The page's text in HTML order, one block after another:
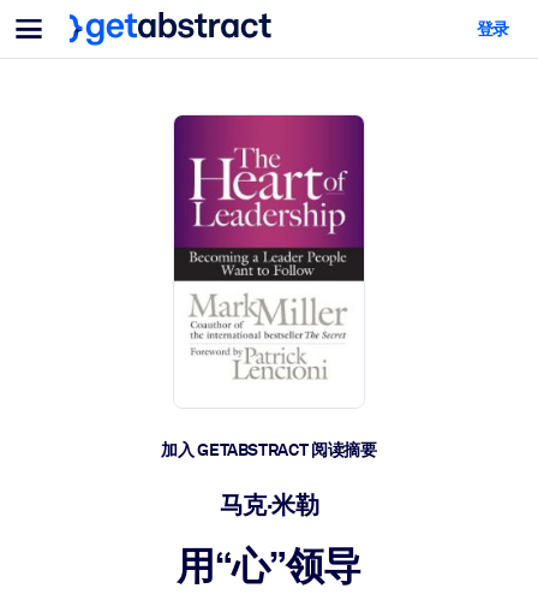
菜单
面向团队与管理者
为您的员工配备关键的人工智能技能。
帮助您的管理者为未来的工作时代做好准备。
让团队更轻松地共同学习、解决实际问题并更快采取行动。
培养您的员工应对未来挑战所需的技能。
面向人工智能系统
登录
加入 GETABSTRACT 阅读摘要
马克·米勒
用“心”领导